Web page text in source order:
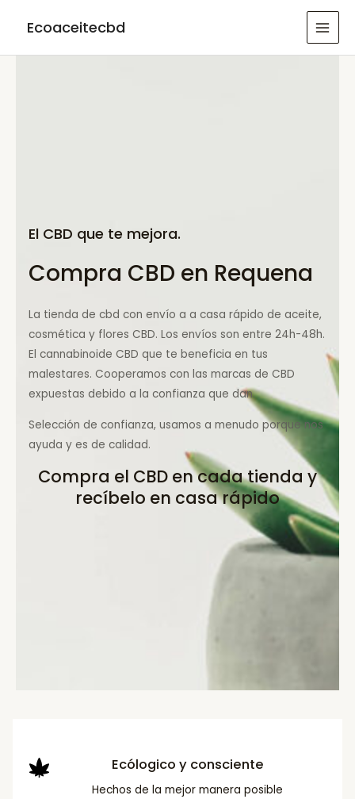
Ecoaceitecbd
El CBD que te mejora.
Compra CBD en Requena
La tienda de cbd con envío a a casa rápido de aceite,
cosmética y flores CBD. Los envíos son entre 24h-48h.
El cannabinoide CBD que te beneficia en tus
malestares. Cooperamos con las marcas de CBD
expuestas debido a la confianza que dan.
Selección de confianza, usamos a menudo porque nos
ayuda y es de calidad.
Compra el CBD en cada tienda y
recíbelo en casa rápido
Ecólogico y consciente
Hechos de la mejor manera posible